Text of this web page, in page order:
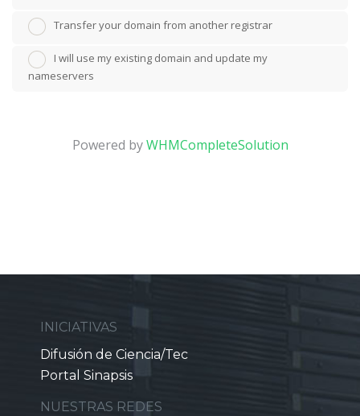
Transfer your domain from another registrar
I will use my existing domain and update my
nameservers
Powered byWHMCompleteSolution
INICIATIVAS
Difusión de Ciencia/Tec
Portal Sinapsis
NUESTRAS REDES